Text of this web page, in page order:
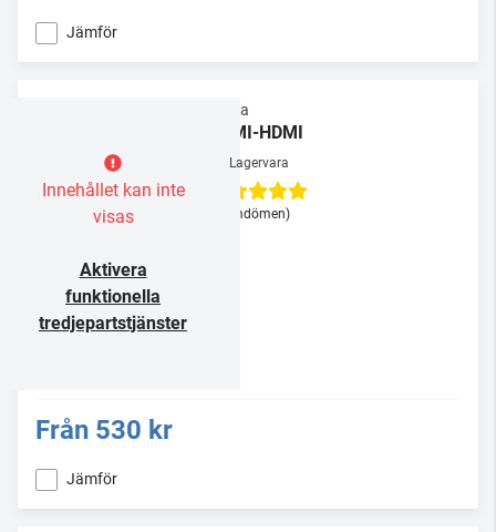
Jämför
Innehållet kan inte
visas
Aktivera
funktionella
tredjepartstjänster
Supra
HDMI-HDMI
Lagervara
(3 omdömen)
Från 530 kr
Jämför